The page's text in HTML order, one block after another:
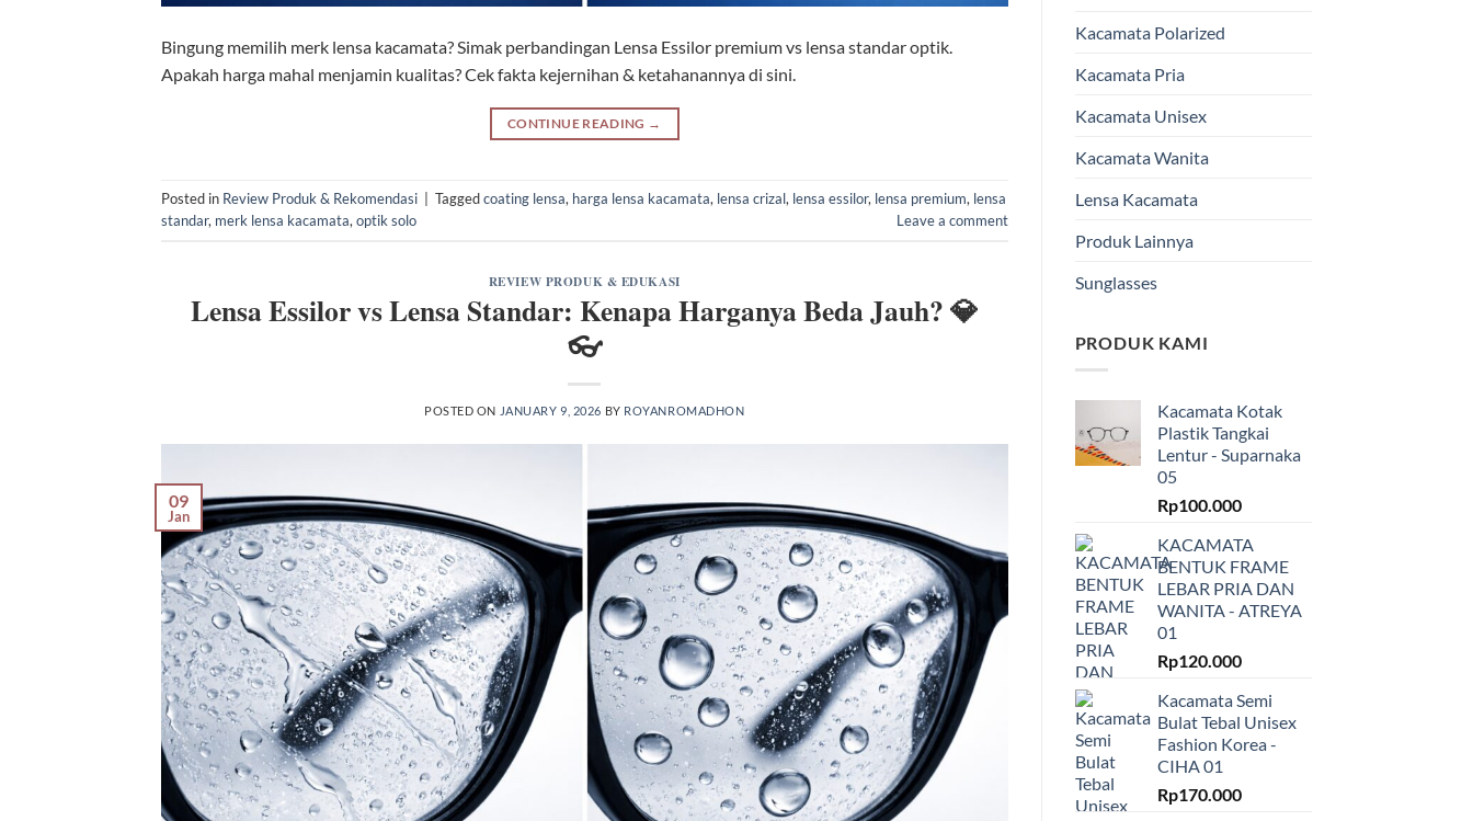
Bingung memilih merk lensa kacamata? Simak perbandingan Lensa Essilor premium vs lensa standar optik.
Apakah harga mahal menjamin kualitas? Cek fakta kejernihan & ketahanannya di sini.
CONTINUE READING →
Posted in Review Produk & Rekomendasi Taggedcoating lensa, harga lensa kacamata, lensa crizal, lensa essilor, lensa premium, lensa
standar, merk lensa kacamata, optik solo Leave a comment
REVIEW PRODUK & EDUKASI
Lensa Essilor vs Lensa Standar: Kenapa Harganya Beda Jauh? 💎
👓
POSTED ON JANUARY 9, 2026 BY ROYANROMADHON
09
Jan
Kacamata Polarized
Kacamata Pria
Kacamata Unisex
Kacamata Wanita
Lensa Kacamata
Produk Lainnya
Sunglasses
PRODUK KAMI
Kacamata Kotak
Plastik Tangkai
Lentur - Suparnaka
05
Rp100.000
KACAMATA
BENTUK FRAME
LEBAR PRIA DAN
WANITA - ATREYA
01
Rp120.000
Kacamata Semi
Bulat Tebal Unisex
Fashion Korea -
CIHA 01
Rp170.000